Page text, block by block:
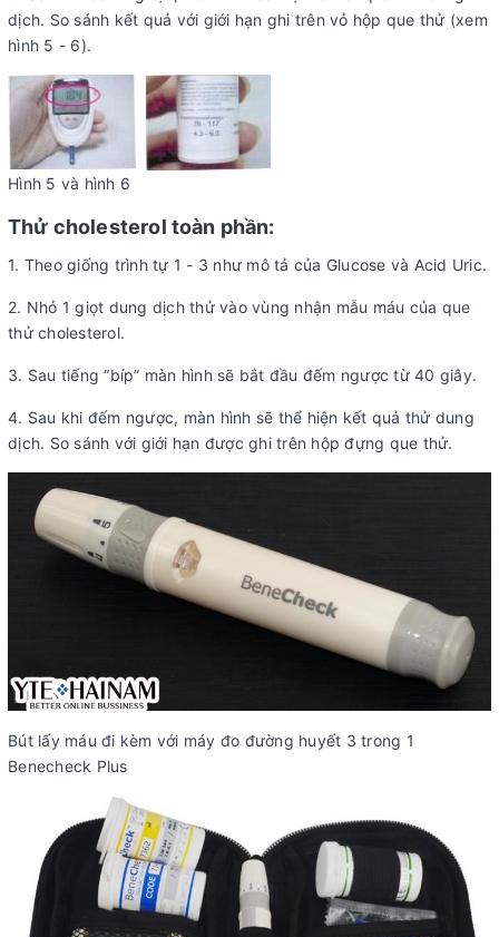
dịch. So sánh kết quả với giới hạn ghi trên vỏ hộp que thử (xem
hình 5 - 6).
Hình 5 và hình 6
Thử cholesterol toàn phần:
1. Theo giống trình tự 1 - 3 như mô tả của Glucose và Acid Uric.
2. Nhỏ 1 giọt dung dịch thử vào vùng nhận mẫu máu của que
thử cholesterol.
3. Sau tiếng “bíp” màn hình sẽ bắt đầu đếm ngược từ 40 giây.
4. Sau khi đếm ngược, màn hình sẽ thể hiện kết quả thử dung
dịch. So sánh với giới hạn được ghi trên hộp đựng que thử.
Bút lấy máu đi kèm với máy đo đường huyết 3 trong 1
Benecheck Plus